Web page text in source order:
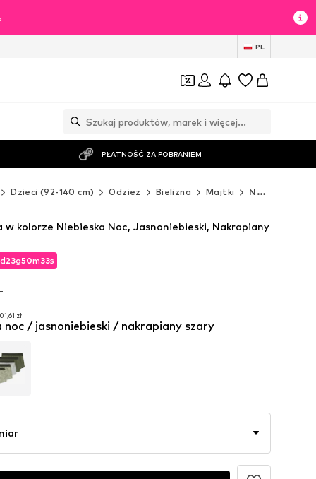
PL
PŁATNOŚĆ ZA POBRANIEM
Dzieci (92-140 cm) Odzież Bielizna Majtki NAME IT Majtki
d23g50m32s
zł
d23g50m32s
zł
w kolorze Niebieska Noc, Jasnoniebieski, Nakrapiany
noc / jasnoniebieski / nakrapiany szary